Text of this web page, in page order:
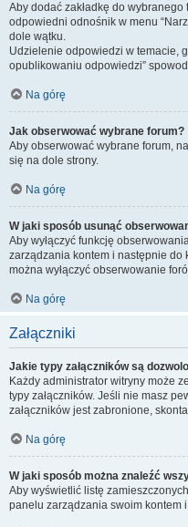
Aby dodać zakładkę do
odpowiedni odnośnik w menu
dole wątku.
Udzielenie odpowiedzi w temacie,
opublikowaniu odpowiedzi”
Na górę
Jak obserwować wybrane forum?
Aby obserwować wybrane forum,
się na dole strony.
Na górę
W jaki sposób usunąć
Aby wyłączyć funkcję
zarządzania kontem i następnie do
można wyłączyć obserwowanie
Na górę
Załączniki
Jakie typy załączników są
Każdy administrator witryny może
typy załączników. Jeśli nie masz
załączników jest zabronione,
Na górę
W jaki sposób można znaleźć
Aby wyświetlić listę
panelu zarządzania swoim kontem